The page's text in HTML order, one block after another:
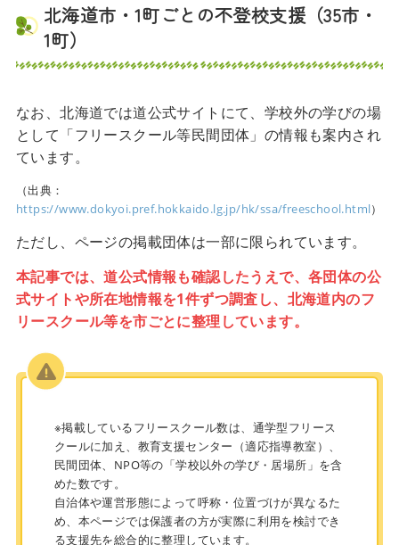
北海道市・1町ごとの不登校支援（35市・
1町）
なお、北海道では道公式サイトにて、学校外の学びの場
として「フリースクール等民間団体」の情報も案内され
ています。
（出典：
https://www.dokyoi.pref.hokkaido.lg.jp/hk/ssa/freeschool.html）
ただし、ページの掲載団体は一部に限られています。
本記事では、道公式情報も確認したうえで、各団体の公
式サイトや所在地情報を1件ずつ調査し、北海道内のフ
リースクール等を市ごとに整理しています。
※掲載しているフリースクール数は、通学型フリース
クールに加え、教育支援センター（適応指導教室）、
民間団体、NPO等の「学校以外の学び・居場所」を含
めた数です。
自治体や運営形態によって呼称・位置づけが異なるた
め、本ページでは保護者の方が実際に利用を検討でき
る支援先を総合的に整理しています。